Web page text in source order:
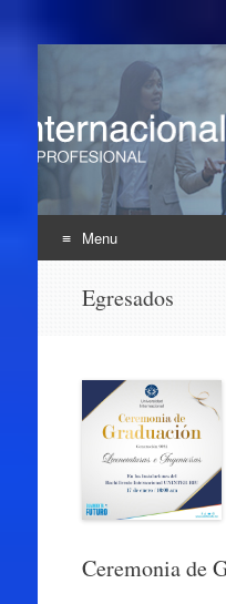
Enlace
UNINTER
Menu
Egresados
Ceremonia de